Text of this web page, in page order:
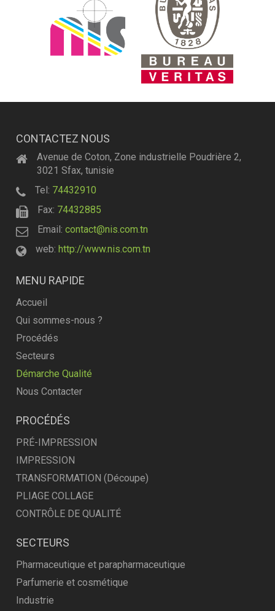
CONTACTEZ NOUS
Avenue de Coton, Zone industrielle Poudrière 2,
3021 Sfax, tunisie
Tel: 74432910
Fax: 74432885
Email:contact@nis.com.tn
web:http://www.nis.com.tn
MENU RAPIDE
Accueil
Qui sommes-nous ?
Procédés
Secteurs
Démarche Qualité
Nous Contacter
PROCÉDÉS
PRÉ-IMPRESSION
IMPRESSION
TRANSFORMATION (Découpe)
PLIAGE COLLAGE
CONTRÔLE DE QUALITÉ
SECTEURS
Pharmaceutique et parapharmaceutique
Parfumerie et cosmétique
Industrie